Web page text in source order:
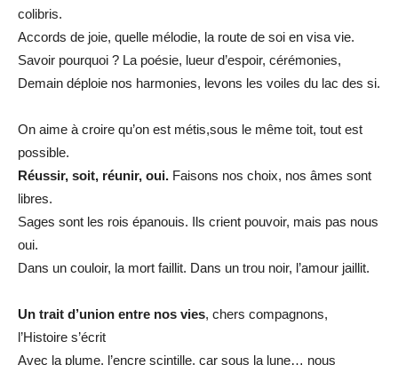
colibris.
Accords de joie, quelle mélodie, la route de soi en visa vie.
Savoir pourquoi ? La poésie, lueur d’espoir, cérémonies,
Demain déploie nos harmonies, levons les voiles du lac des si.
On aime à croire qu’on est métis,sous le même toit, tout est
possible.
Réussir, soit, réunir, oui. Faisons nos choix, nos âmes sont
libres.
Sages sont les rois épanouis. Ils crient pouvoir, mais pas nous
oui.
Dans un couloir, la mort faillit. Dans un trou noir, l’amour jaillit.
Un trait d’union entre nos vies, chers compagnons,
l’Histoire s’écrit
Avec la plume, l’encre scintille, car sous la lune… nous